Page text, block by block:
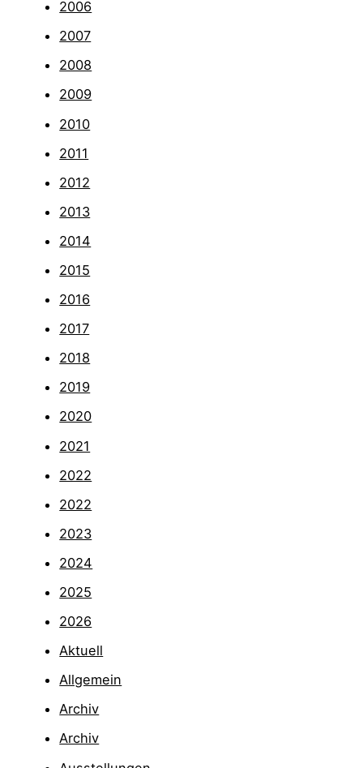
2006
2007
2008
2009
2010
2011
2012
2013
2014
2015
2016
2017
2018
2019
2020
2021
2022
2022
2023
2024
2025
2026
Aktuell
Allgemein
Archiv
Archiv